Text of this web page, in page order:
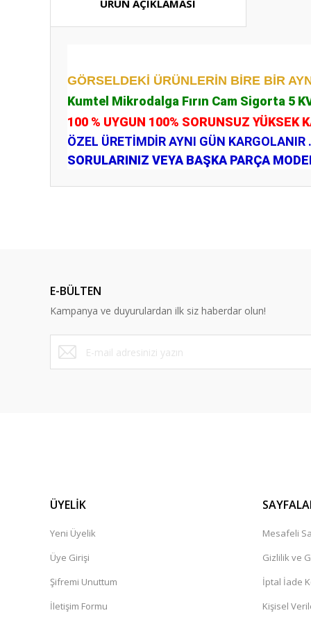
ÜRÜN AÇIKLAMASI
GÖRSELDEKİ ÜRÜNLERİN BİRE BİR
Kumtel Mikrodalga Fırın Cam Sigorta 5
100 % UYGUN 100% SORUNSUZ YÜKSEK
ÖZEL ÜRETİMDİR AYNI GÜN KARGOLANIR .
SORULARINIZ VEYA BAŞKA PARÇA
Ürün bilgilerinde hatalar bulunuyor.
Ürün fiyatı diğer sitelerden daha pahalı.
Bu ürüne benzer farklı alternatifler olmalı.
E-BÜLTEN
Kampanya ve duyurulardan ilk siz haberdar olun!
ÜYELİK
Yeni Üyelik
Üye Girişi
Şifremi Unuttum
İletişim Formu
Mesafeli
Gizlilik ve
İptal İade
Kişisel